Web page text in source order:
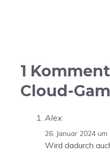
1
Cloud-
Alex
26. Januar 2024
Wird dadurch